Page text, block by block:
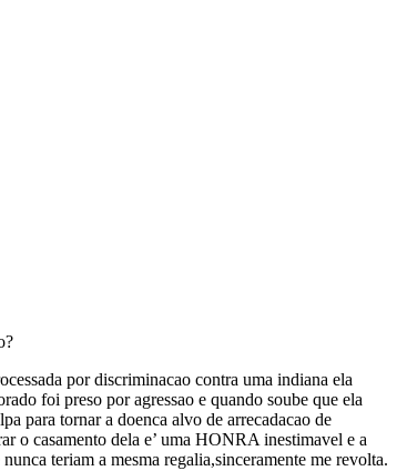
por discriminacao contra uma indiana ela
foi preso por agressao e quando soube que ela
para tornar a doenca alvo de arrecadacao de
o casamento dela e’ uma HONRA inestimavel e a
teriam a mesma regalia,sinceramente me revolta.